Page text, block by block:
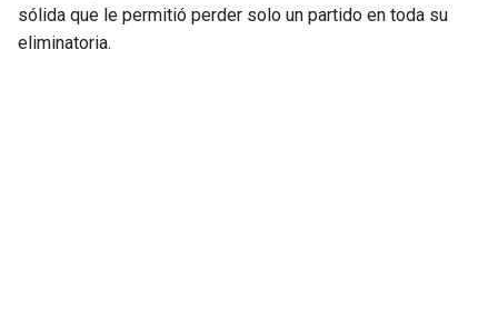
sólida que le permitió perder solo un partido en toda su
eliminatoria.